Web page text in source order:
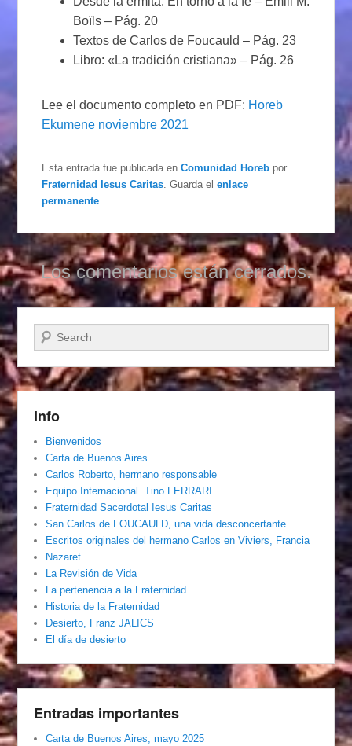
Boïls – Pág. 20
Textos de Carlos de Foucauld – Pág. 23
Libro: «La tradición cristiana» – Pág. 26
Lee el documento completo en PDF: Horeb
Ekumene noviembre 2021
Esta entrada fue publicada enComunidad Horeb por
Fraternidad Iesus Caritas. Guarda elenlace
permanente.
Los comentarios están cerrados.
Buscar
Info
Bienvenidos
Carta de Buenos Aires
Carlos Roberto, hermano responsable
Equipo Internacional. Tino FERRARI
Fraternidad Sacerdotal Iesus Caritas
San Carlos de FOUCAULD, una vida desconcertante
Escritos originales del hermano Carlos en Viviers, Francia
Nazaret
La Revisión de Vida
La pertenencia a la Fraternidad
Historia de la Fraternidad
Desierto, Franz JALICS
El día de desierto
Entradas importantes
Carta de Buenos Aires, mayo 2025